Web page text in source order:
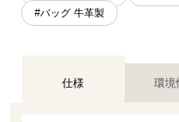
#バッグ 牛革製
仕様 環境